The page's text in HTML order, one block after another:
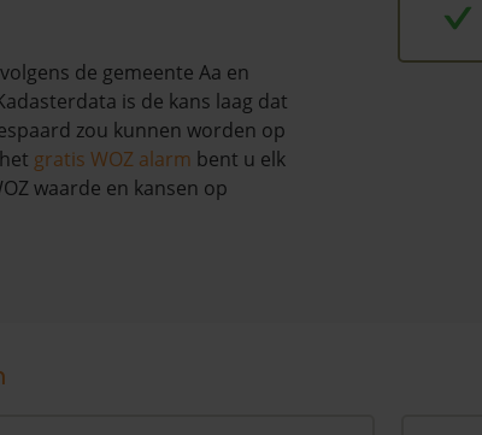
de gemeente Aa en
is de kans laag dat
zou kunnen worden op
gratis WOZ alarm bent u elk
waarde en kansen op